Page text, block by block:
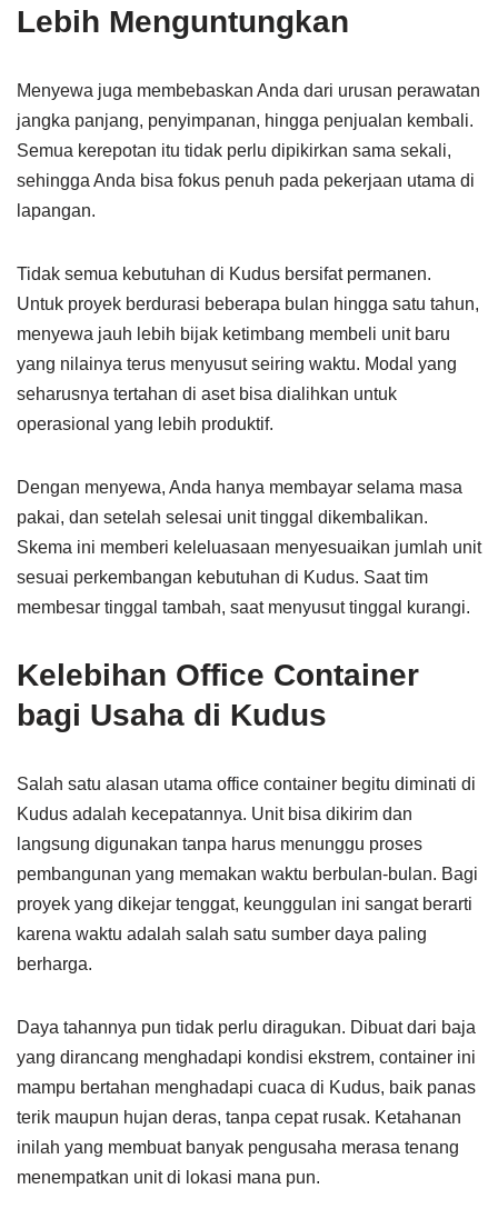
Lebih Menguntungkan
Menyewa juga membebaskan Anda dari urusan perawatan
jangka panjang, penyimpanan, hingga penjualan kembali.
Semua kerepotan itu tidak perlu dipikirkan sama sekali,
sehingga Anda bisa fokus penuh pada pekerjaan utama di
lapangan.
Tidak semua kebutuhan di Kudus bersifat permanen.
Untuk proyek berdurasi beberapa bulan hingga satu tahun,
menyewa jauh lebih bijak ketimbang membeli unit baru
yang nilainya terus menyusut seiring waktu. Modal yang
seharusnya tertahan di aset bisa dialihkan untuk
operasional yang lebih produktif.
Dengan menyewa, Anda hanya membayar selama masa
pakai, dan setelah selesai unit tinggal dikembalikan.
Skema ini memberi keleluasaan menyesuaikan jumlah unit
sesuai perkembangan kebutuhan di Kudus. Saat tim
membesar tinggal tambah, saat menyusut tinggal kurangi.
Kelebihan Office Container
bagi Usaha di Kudus
Salah satu alasan utama office container begitu diminati di
Kudus adalah kecepatannya. Unit bisa dikirim dan
langsung digunakan tanpa harus menunggu proses
pembangunan yang memakan waktu berbulan-bulan. Bagi
proyek yang dikejar tenggat, keunggulan ini sangat berarti
karena waktu adalah salah satu sumber daya paling
berharga.
Daya tahannya pun tidak perlu diragukan. Dibuat dari baja
yang dirancang menghadapi kondisi ekstrem, container ini
mampu bertahan menghadapi cuaca di Kudus, baik panas
terik maupun hujan deras, tanpa cepat rusak. Ketahanan
inilah yang membuat banyak pengusaha merasa tenang
menempatkan unit di lokasi mana pun.